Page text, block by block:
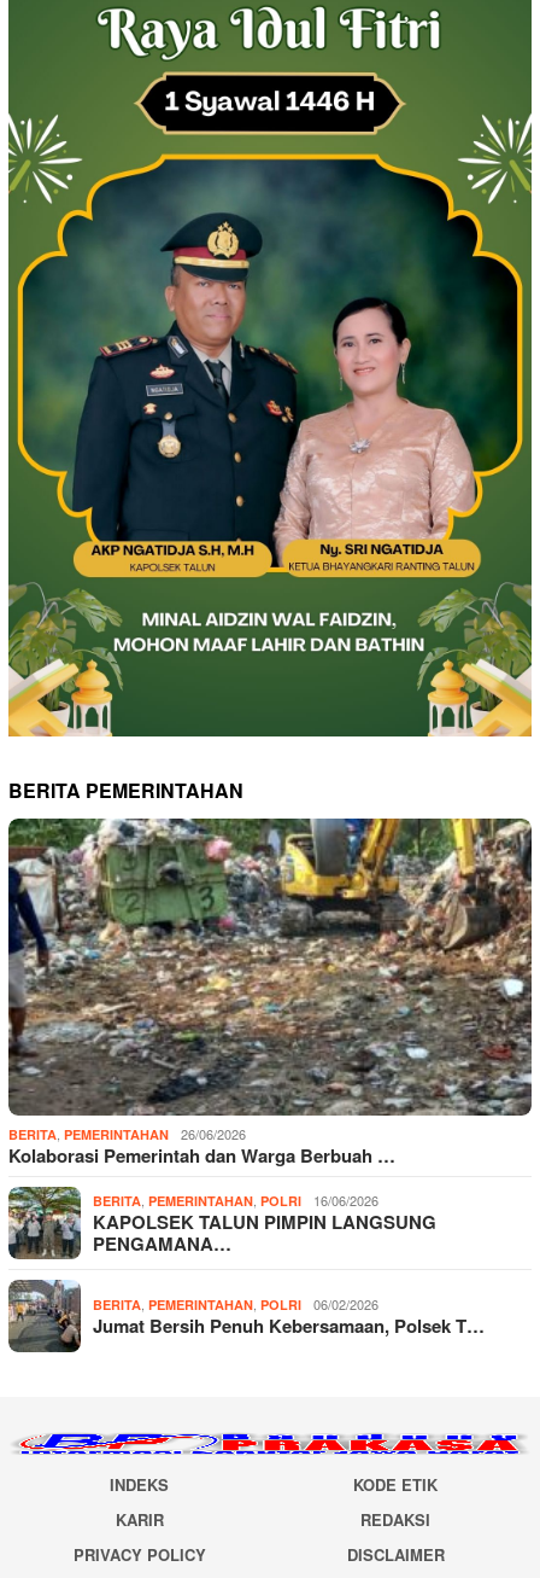
BERITA PEMERINTAHAN
BERITA PEMERINTAHAN 26/06/2026
Kolaborasi Pemerintah dan Warga Berbuah …
BERITA PEMERINTAHAN POLRI 16/06/2026
KAPOLSEK TALUN PIMPIN LANGSUNG
PENGAMANA…
BERITA PEMERINTAHAN POLRI 06/02/2026
Jumat Bersih Penuh Kebersamaan, Polsek T…
INDEKS
KODE ETIK
KARIR
REDAKSI
PRIVACY POLICY
DISCLAIMER